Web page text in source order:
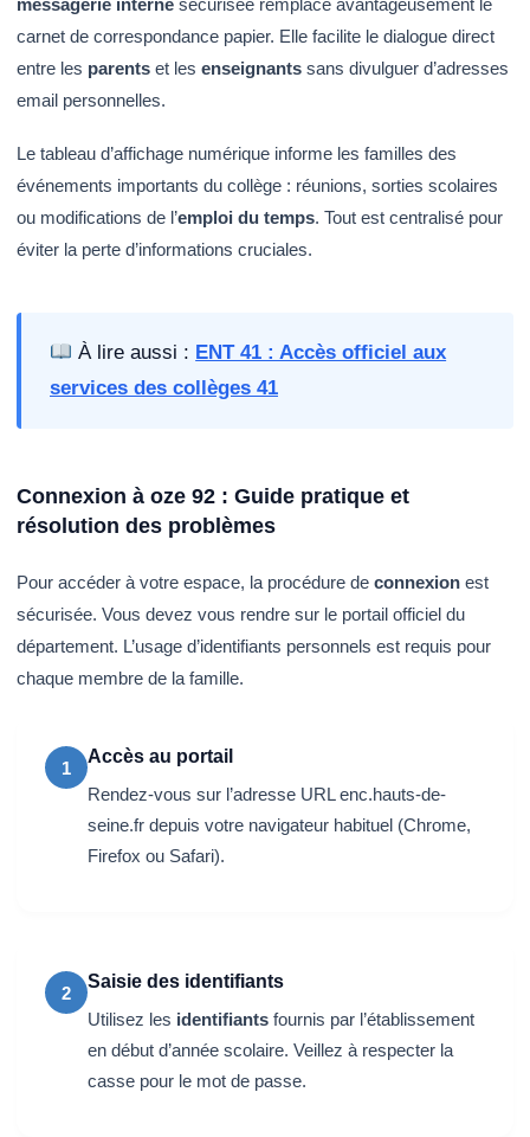
messagerie interne sécurisée remplace avantageusement le
carnet de correspondance papier. Elle facilite le dialogue direct
entre les parents et les enseignants sans divulguer d’adresses
email personnelles.
Le tableau d’affichage numérique informe les familles des
événements importants du collège : réunions, sorties scolaires
ou modifications de l’emploi du temps. Tout est centralisé pour
éviter la perte d’informations cruciales.
À lire aussi : ENT 41 : Accès officiel aux
services des collèges 41
Connexion à oze 92 : Guide pratique et
résolution des problèmes
Pour accéder à votre espace, la procédure de connexion est
sécurisée. Vous devez vous rendre sur le portail officiel du
département. L’usage d’identifiants personnels est requis pour
chaque membre de la famille.
1
Accès au portail
Rendez-vous sur l’adresse URL enc.hauts-de-
seine.fr depuis votre navigateur habituel (Chrome,
Firefox ou Safari).
2
Saisie des identifiants
Utilisez les identifiants fournis par l’établissement
en début d’année scolaire. Veillez à respecter la
casse pour le mot de passe.